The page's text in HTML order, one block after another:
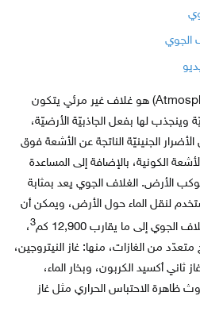
الجوي
الغلاف الجوّي (بالإنجليزية: Atmosphere) هو غلاف غير مرئي يتكون
وينجذب لها بفعل الجاذبيّة الأرضيّة،
الجنينيّة الناتجة عن الأشعة فوق
الكونية، بالإضافة إلى المساعدة
الأرض. الغلاف الجوي يعد بمثابة
لنقل الماء حول الأرض، ويمكن أن
إلى ما يقارب 12,900 كم
3،
من الغازات، منها: غاز النيتروجين،
ثاني أكسيد الكربون، وبخار الماء،
ظاهرة الاحتباس الحراري مثل غاز